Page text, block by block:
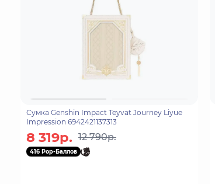
Сумка Genshin Impact Teyvat Journey Liyue
Impression 6942421137313
8 319р. 12 790р.
416 Pop-Баллов